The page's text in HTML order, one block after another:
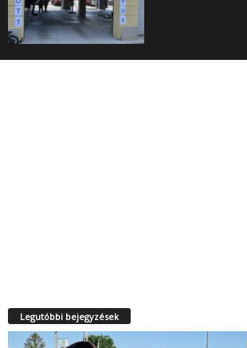
Legutóbbi bejegyzések